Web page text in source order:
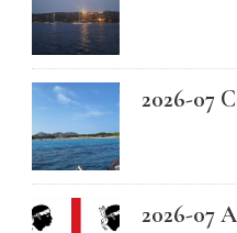
2026-07
2026-07